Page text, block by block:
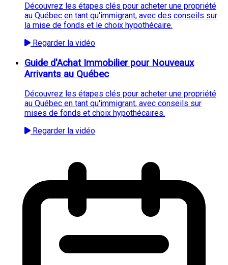
Découvrez les étapes clés pour acheter une propriété
au Québec en tant qu'immigrant, avec des conseils sur
la mise de fonds et le choix hypothécaire.
Regarder la vidéo
Guide d'Achat Immobilier pour Nouveaux
Arrivants au Québec
Découvrez les étapes clés pour acheter une propriété
au Québec en tant qu'immigrant, avec conseils sur
mises de fonds et choix hypothécaires.
Regarder la vidéo